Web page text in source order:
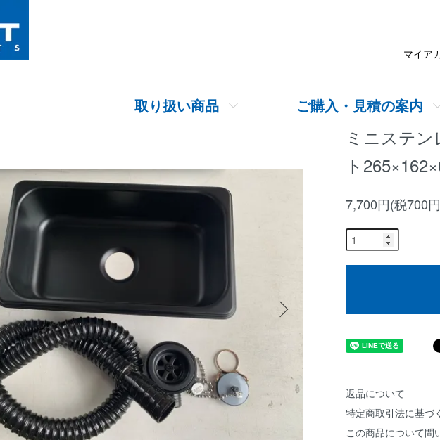
取り扱い商品 ご購入・見積の案内
マイア
ミニステ
ト
7,700円(税700
返品について
特定商取引法に基づ
この商品について問